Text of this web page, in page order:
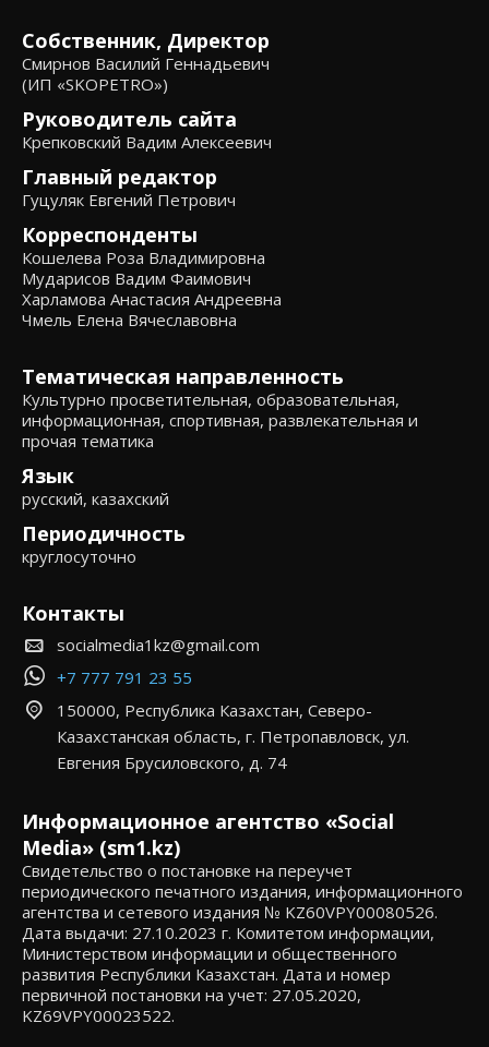
Собственник, Директор
Смирнов Василий Геннадьевич
(ИП «SKOPETRO»)
Руководитель сайта
Крепковский Вадим Алексеевич
Главный редактор
Гуцуляк Евгений Петрович
Корреспонденты
Кошелева Роза Владимировна
Мударисов Вадим Фаимович
Харламова Анастасия Андреевна
Чмель Елена Вячеславовна
Тематическая направленность
Культурно просветительная, образовательная,
информационная, спортивная, развлекательная и
прочая тематика
Язык
русский, казахский
Периодичность
круглосуточно
Контакты
socialmedia1kz@gmail.com
+7 777 791 23 55
150000, Республика Казахстан, Северо-
Казахстанская область, г. Петропавловск, ул.
Евгения Брусиловского, д. 74
Информационное агентство «Social
Media» (sm1.kz)
Свидетельство о постановке на переучет
периодического печатного издания, информационного
агентства и сетевого издания № KZ60VPY00080526.
Дата выдачи: 27.10.2023 г. Комитетом информации,
Министерством информации и общественного
развития Республики Казахстан. Дата и номер
первичной постановки на учет: 27.05.2020,
KZ69VPY00023522.